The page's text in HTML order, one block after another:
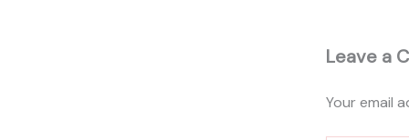
Leave a
Your email